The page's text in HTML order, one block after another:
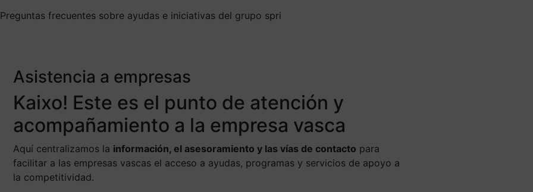
Preguntas frecuentes sobre ayudas e iniciativas del grupo spri
Asistencia a empresas
Kaixo! Este es el punto de atención y
acompañamiento a la empresa vasca
Aquí centralizamos la información, el asesoramiento y las vías de contacto para
facilitar a las empresas vascas el acceso a ayudas, programas y servicios de apoyo a
la competitividad.